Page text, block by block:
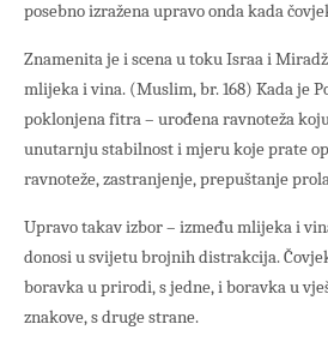
posebno izražena upravo onda kada
Znamenita je i scena u toku Israa i
mlijeka i vina. (Muslim, br. 168) Kada je
poklonjena fitra – urođena ravnoteža
unutarnju stabilnost i mjeru koje prate
ravnoteže, zastranjenje, prepuštanje
Upravo takav izbor – između mlijeka i
donosi u svijetu brojnih distrakcija.
boravka u prirodi, s jedne, i boravka u
znakove, s druge strane.